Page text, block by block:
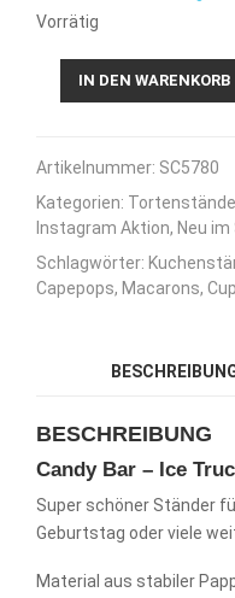
Vorrätig
Candy
-
Cupcake
-
-
Kuchenständer
IN DEN WARENKORB
Artikelnummer: SC5780
Kategorien:
Instagram Aktion, Neu
Schlagwörter:
Capepops, Macarons,
BESCHREIBUNG
Candy Bar – Ice
Super schöner Ständer
Geburtstag oder viele
Material aus stabiler